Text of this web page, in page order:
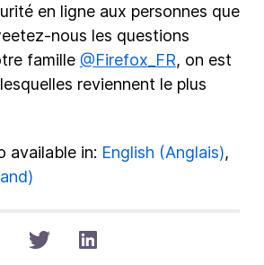
en ligne aux personnes que
nous les questions
famille @Firefox_FR, on est
reviennent le plus
available in: English (Anglais)
)